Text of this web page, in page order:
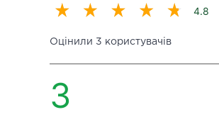
4.8
Оцінили 3 користувачів
3